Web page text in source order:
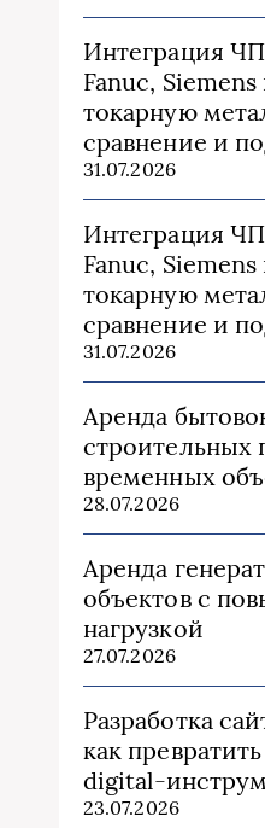
Интеграция
Fanuc, Siemens
токарную
сравнение и
31.07.2026
Интеграция
Fanuc, Siemens
токарную
сравнение и
31.07.2026
Аренда
строительных
временных
28.07.2026
Аренда
объектов с
нагрузкой
27.07.2026
Разработка
как
digital-
23.07.2026